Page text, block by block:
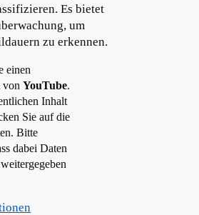
Es bietet
um
zu erkennen.
einen
von YouTube.
Inhalt
Sie auf die
Bitte
dabei Daten